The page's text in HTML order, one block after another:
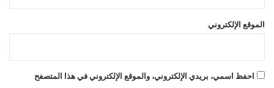
الموقع الإلكتروني
احفظ اسمي، بريدي الإلكتروني، والموقع الإلكتروني في هذا المتصفح